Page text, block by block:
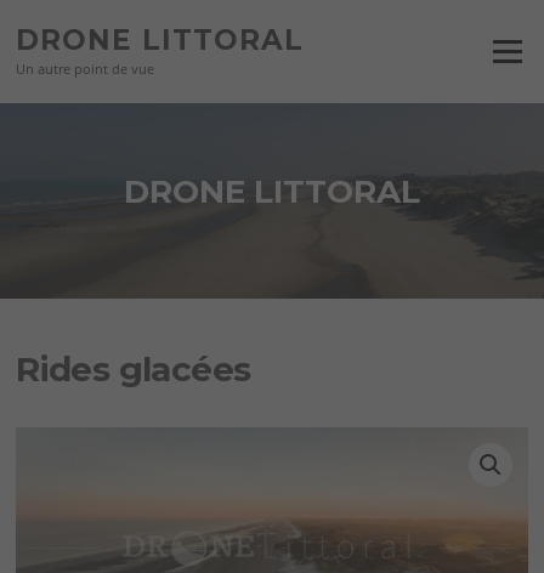
contenu
DRONE LITTORAL
Un autre point de vue
Menu
DRONE LITTORAL
Rides glacées